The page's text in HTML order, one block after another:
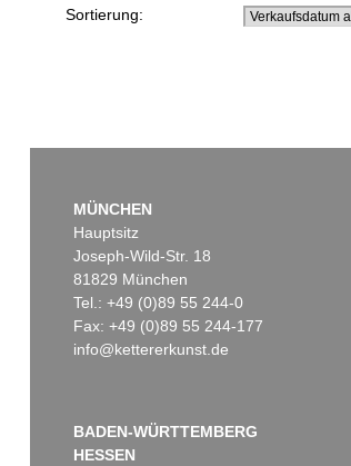
Sortierung:
MÜNCHEN
Hauptsitz
Joseph-Wild-Str. 18
81829 München
Tel.: +49 (0)89 55 244-0
Fax: +49 (0)89 55 244-177
info@kettererkunst.de
BADEN-WÜRTTEMBERG
HESSEN